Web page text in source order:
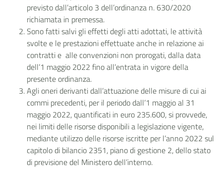
previsto dall’articolo 3 dell’ordinanza n. 630/2020
richiamata in premessa.
Sono fatti salvi gli effetti degli atti adottati, le attività
svolte e le prestazioni effettuate anche in relazione ai
contratti e alle convenzioni non prorogati, dalla data
dell’1 maggio 2022 fino all’entrata in vigore della
presente ordinanza.
Agli oneri derivanti dall’attuazione delle misure di cui ai
commi precedenti, per il periodo dall’1 maggio al 31
maggio 2022, quantificati in euro 235.600, si provvede,
nei limiti delle risorse disponibili a legislazione vigente,
mediante utilizzo delle risorse iscritte per l’anno 2022 sul
capitolo di bilancio 2351, piano di gestione 2, dello stato
di previsione del Ministero dell’interno.